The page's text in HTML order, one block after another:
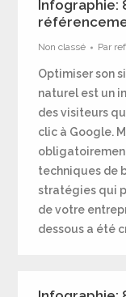
Infographie:
Non classé Par
Optimiser son
naturel est un
des visiteurs
clic à Google.
techniques de
stratégies qui
de votre
dessous a été